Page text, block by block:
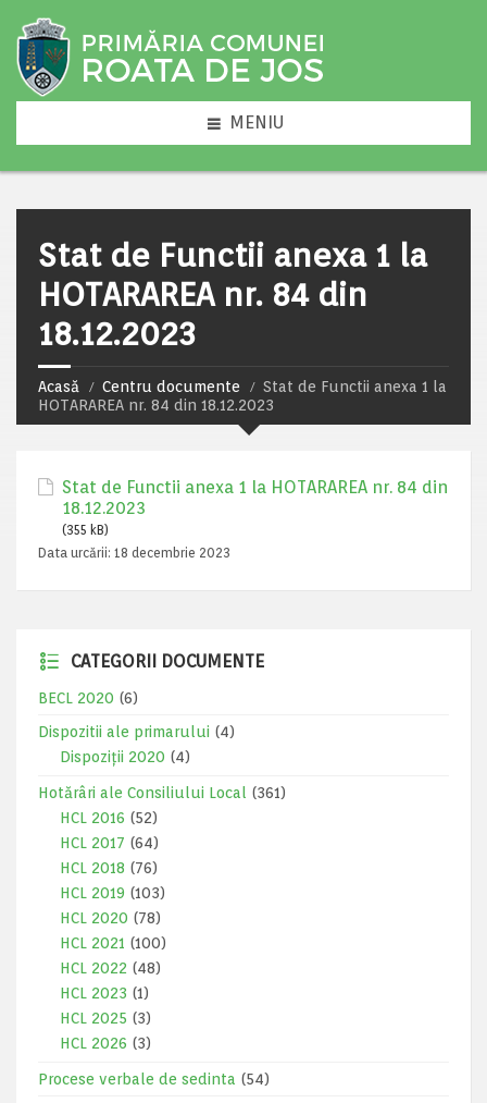
MENIU
Stat de Functii anexa 1 la
HOTARAREA nr. 84 din
18.12.2023
Acasă Centru documente
Stat de Functii anexa 1 la
HOTARAREA nr. 84 din 18.12.2023
Stat de Functii anexa 1 la HOTARAREA nr. 84 din
18.12.2023
(355 kB)
Data urcării: 18 decembrie 2023
CATEGORII DOCUMENTE
BECL 2020 (6)
Dispozitii ale primarului (4)
Dispoziții 2020 (4)
Hotărâri ale Consiliului Local
(361)
HCL 2016 (52)
HCL 2017 (64)
HCL 2018 (76)
HCL 2019 (103)
HCL 2020 (78)
HCL 2021 (100)
HCL 2022 (48)
HCL 2023 (1)
HCL 2025 (3)
HCL 2026 (3)
Procese verbale de sedinta (54)